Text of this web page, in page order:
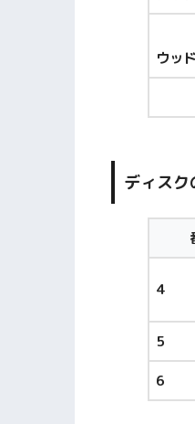
ウッ
ディス
4
5
6